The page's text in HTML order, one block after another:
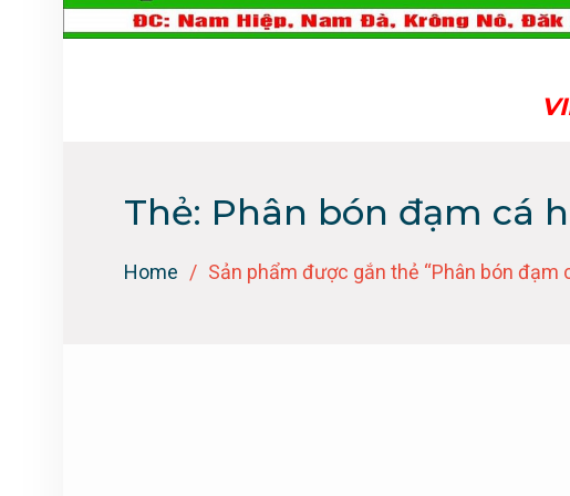
Thẻ: Phân bón đạm cá
Home Sản phẩm được gắn thẻ “Phân bón đạm